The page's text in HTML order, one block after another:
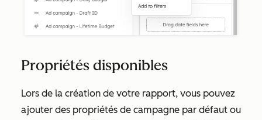
Propriétés disponibles
Lors de la création de votre rapport, vous pouvez
ajouter des propriétés de campagne par défaut ou